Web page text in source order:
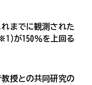
までに観測された
が150％を上回る
授との共同研究の